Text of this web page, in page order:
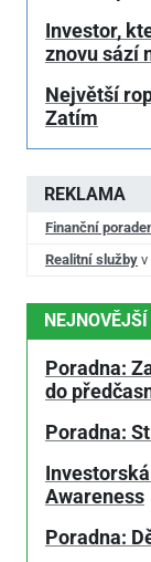
REKLAMA
Finanční
Realitní služby v
Poradna:
do
Poradna:
Awareness
Poradna:
Investor,
znovu sází
Největší
Zatím